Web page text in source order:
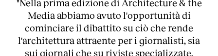
"Nella prima edizione di Architecture & the
Media abbiamo avuto l'opportunità di
cominciare il dibattito su ciò che rende
l'architettura attraente per i giornalisti, sia
sui giornali che su riviste specializzate.